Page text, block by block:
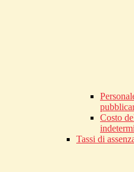
Costo
Tassi di